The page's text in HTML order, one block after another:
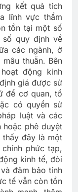
kết quả tích
lĩnh vực thẩm
tồn tại một số
quy định về
các ngành, ở
thuẫn. Bên
động kinh
giá được sử
để cơ quan, tổ
có quyền sử
luật và các
hoặc phê duyệt
đây là một
phức tạp,
kinh tế, đòi
đảm bảo tính
tế vẫn còn tồn